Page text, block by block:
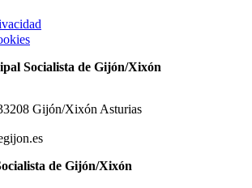
Socialista de Gijón/Xixón
Gijón/Xixón Asturias
de Gijón/Xixón